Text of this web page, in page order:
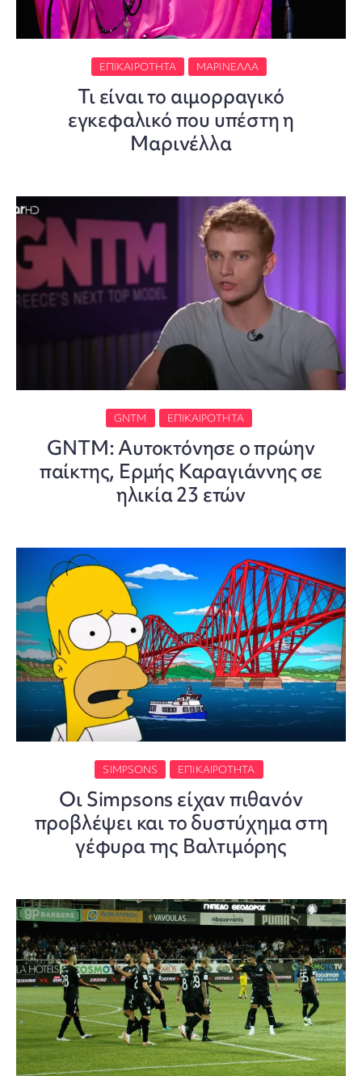
ΕΠΙΚΑΙΡΌΤΗΤΑ ΜΑΡΙΝΈΛΛΑ
Τι είναι το αιμορραγικό
εγκεφαλικό που υπέστη η
Μαρινέλλα
GNTM ΕΠΙΚΑΙΡΌΤΗΤΑ
GNTM: Αυτοκτόνησε ο πρώην
παίκτης, Ερμής Καραγιάννης σε
ηλικία 23 ετών
SIMPSONS ΕΠΙΚΑΙΡΌΤΗΤΑ
Οι Simpsons είχαν πιθανόν
προβλέψει και το δυστύχημα στη
γέφυρα της Βαλτιμόρης